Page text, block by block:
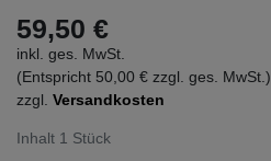
59,50 €
inkl. ges. MwSt.
(Entspricht 50,00 € zzgl. ges. MwSt.)
zzgl. Versandkosten
Inhalt 1 Stück